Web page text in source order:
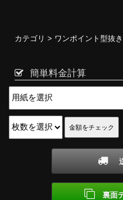
カテゴリ > ワンポイント型抜
簡単料金計算
裏面デ